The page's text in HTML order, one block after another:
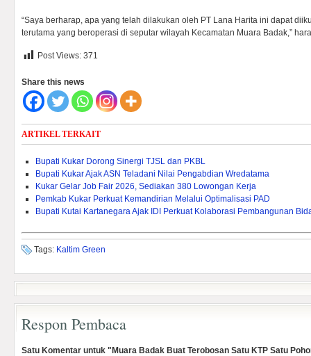
“Saya berharap, apa yang telah dilakukan oleh PT Lana Harita ini dapat
terutama yang beroperasi di seputar wilayah Kecamatan Muara Badak,”
Post Views: 371
Share this news
ARTIKEL TERKAIT
Bupati Kukar Dorong Sinergi TJSL dan PKBL
Bupati Kukar Ajak ASN Teladani Nilai Pengabdian Wredatama
Kukar Gelar Job Fair 2026, Sediakan 380 Lowongan Kerja
Pemkab Kukar Perkuat Kemandirian Melalui Optimalisasi PAD ‎
Bupati Kutai Kartanegara Ajak IDI Perkuat Kolaborasi Pembangunan
Tags: Kaltim Green
Respon Pembaca
Satu Komentar untuk "Muara Badak Buat Terobosan Satu KTP Satu